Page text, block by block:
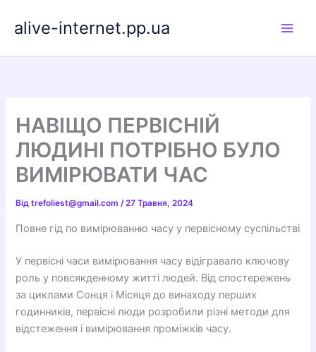
alive-internet.pp.ua
НАВІЩО ПЕРВІСНІЙ
ЛЮДИНІ ПОТРІБНО БУЛО
ВИМІРЮВАТИ ЧАС
Відtrefoliest@gmail.com/27 Травня, 2024
Повне гід по вимірюванню часу у первісному суспільстві
У первісні часи вимірювання часу відігравало ключову
роль у повсякденному житті людей. Від спостережень
за циклами Сонця і Місяця до винаходу перших
годинників, первісні люди розробили різні методи для
відстеження і вимірювання проміжків часу.